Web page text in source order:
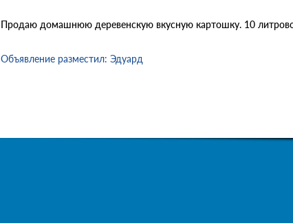
Продаю домашнюю деревенскую вкусную картошку. 10
Объявление разместил: Эдуард